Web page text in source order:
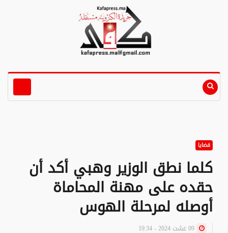
قضايا
كلما نطق الوزير وهبي أكد أن
حقده على مهنة المحاماة
أوصله لمرحلة الهوس